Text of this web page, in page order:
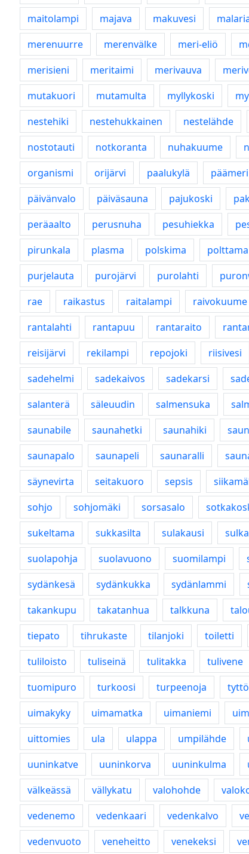
maitolampi
majava makuvesi
merenuurre
merenvälke meri-eliö
merisieni
meritaimi merivauva
mutakuori
mutamulta myllykoski
nestehiki
nestehukkainen nestelähde
nostotauti
notkoranta nuhakuume
organismi
orijärvi paalukylä päämeri
päivänvalo
päiväsauna pajukoski
peräaalto
perusnuha pesuhiekka
pirunkala
plasma polskima polttama
purjelauta
purojärvi purolahti
rae
raikastus raitalampi raivokuume
rantalahti
rantapuu rantaraito
reisijärvi
rekilampi repojoki riisivesi
sadehelmi
sadekaivos sadekarsi
salanterä
säleuudin salmensuka
saunabile
saunahetki saunahiki
saunapalo
saunapeli saunaralli
säynevirta
seitakuoro sepsis
sohjo
sohjomäki sorsasalo
sukeltama
sukkasilta sulakausi
suolapohja
suolavuono suomilampi
sydänkesä
sydänkukka sydänlammi
takankupu
takatanhua talkkuna
tiepato
tihrukaste tilanjoki toiletti
tuliloisto
tuliseinä tulitakka tulivene
tuomipuro
turkoosi turpeenoja
uimakyky
uimamatka uimaniemi
uittomies
ula ulappa umpilähde
uuninkatve
uuninkorva uuninkulma
välkeässä
vällykatu valohohde
vedenemo
vedenkaari vedenkalvo
vedenvuoto
veneheitto venekeksi